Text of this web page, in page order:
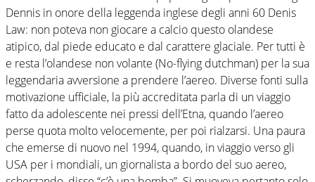
Dennis in onore della leggenda inglese degli anni 60 Denis
Law: non poteva non giocare a calcio questo olandese
atipico, dal piede educato e dal carattere glaciale. Per tutti è
e resta l’olandese non volante (No-flying dutchman) per la sua
leggendaria avversione a prendere l’aereo. Diverse fonti sulla
motivazione ufficiale, la più accreditata parla di un viaggio
fatto da adolescente nei pressi dell’Etna, quando l’aereo
perse quota molto velocemente, per poi rialzarsi. Una paura
che emerse di nuovo nel 1994, quando, in viaggio verso gli
USA per i mondiali, un giornalista a bordo del suo aereo,